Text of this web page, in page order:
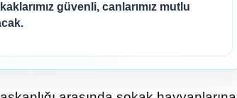
güvenli, canlarımız mutlu